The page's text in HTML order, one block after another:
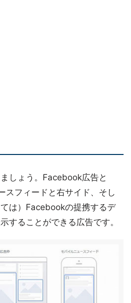
しょう。Facebook広告と
スフィードと右サイド、そし
は）Facebookの提携するデ
することができる広告です。